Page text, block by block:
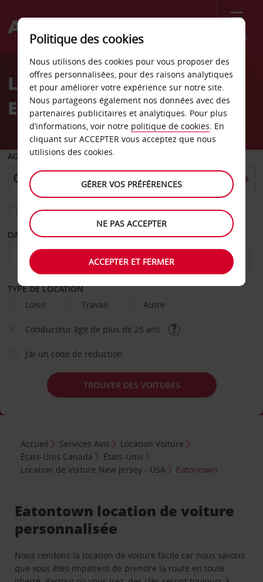
Menu
Welcome
AvisLocation de voiture
Eatontown
AGENCE DE DÉPART
Sélectionnez une autre agence de retour
DATE DE DÉPART DATE DE RETOUR
TYPE DE LOCATION
Loisir
Travail Autre
Conducteur âgé de plus de 25 ans
J’ai un code de réduction
TROUVER DES VOITURES
Accueil Services Avis
Location Voiture
États-Unis Canada
États-Unis
Location de Voiture New Jersey - USA
Eatontown
Eatontown location de voiture
personnalisée
Nous rendons la location de voiture facile car nous savons
que vous êtes impatient de prendre la route en toute
Politique des cookies
Nous utilisons des cookies pour vous proposer des
offres personnalisées, pour des raisons analytiques
et pour améliorer votre expérience sur notre site.
Nous partageons également nos données avec des
partenaires publicitaires et analytiques. Pour plus
d’informations, voir notre politique de cookies. En
cliquant sur ACCEPTER vous acceptez que nous
utilisions des cookies.
GÉRER VOS PRÉFÉRENCES
NE PAS ACCEPTER
ACCEPTER ET FERMER